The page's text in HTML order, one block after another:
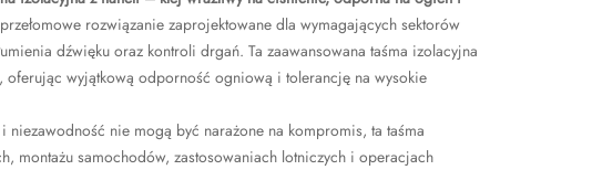
rozwiązanie zaprojektowane dla wymagających sektorów
dźwięku oraz kontroli drgań. Ta zaawansowana taśma izolacyjna
oferując wyjątkową odporność ogniową i tolerancję na wysokie
nie mogą być narażone na kompromis, ta taśma
montażu samochodów, zastosowaniach lotniczych i operacjach